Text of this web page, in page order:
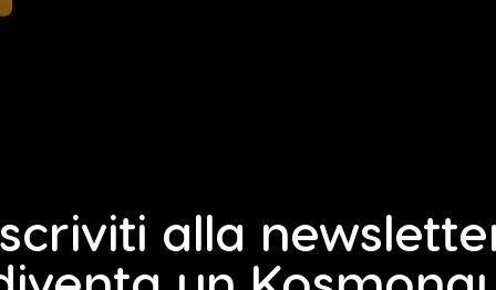
alla